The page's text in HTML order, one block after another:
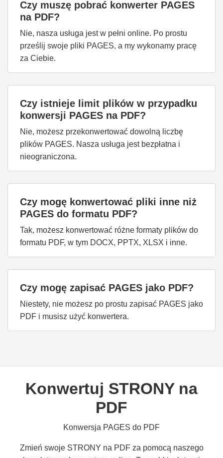
Czy muszę pobrać konwerter PAGES
na PDF?
Nie, nasza usługa jest w pełni online. Po prostu
prześlij swoje pliki PAGES, a my wykonamy pracę
za Ciebie.
Czy istnieje limit plików w przypadku
konwersji PAGES na PDF?
Nie, możesz przekonwertować dowolną liczbę
plików PAGES. Nasza usługa jest bezpłatna i
nieograniczona.
Czy mogę konwertować pliki inne niż
PAGES do formatu PDF?
Tak, możesz konwertować różne formaty plików do
formatu PDF, w tym DOCX, PPTX, XLSX i inne.
Czy mogę zapisać PAGES jako PDF?
Niestety, nie możesz po prostu zapisać PAGES jako
PDF i musisz użyć konwertera.
Konwertuj STRONY na
PDF
Konwersja PAGES do PDF
Zmień swoje STRONY na PDF za pomocą naszego